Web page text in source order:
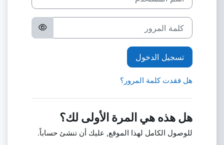
كلمة المرور
تسجيل الدخول
هل فقدت كلمة المرور؟
هل هذه هي المرة الأولى لك؟
للوصول الكامل لهذا الموقع, عليك أن تنشئ حساباً.